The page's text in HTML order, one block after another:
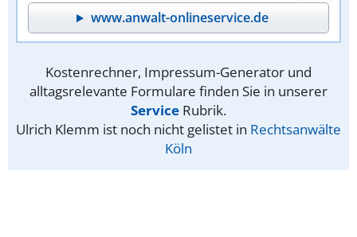
www.anwalt-onlineservice.de
Kostenrechner, Impressum-Generator und
alltagsrelevante Formulare finden Sie in unserer
Service Rubrik.
Ulrich Klemm ist noch nicht gelistet in Rechtsanwälte
Köln